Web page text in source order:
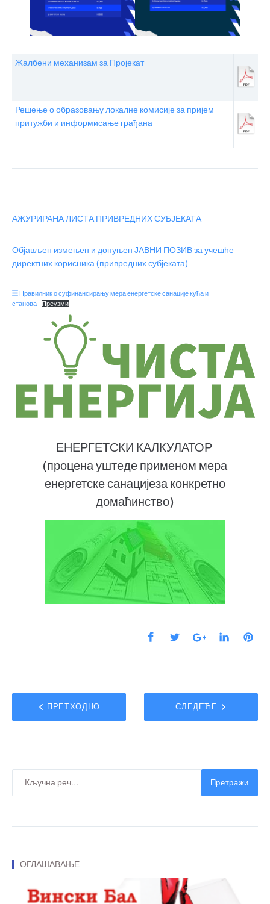
Жалбени механизам за Пројекат
Решење о образовању локалне комисије за пријем
притужби и информисање грађана
АЖУРИРАНА ЛИСТА ПРИВРЕДНИХ СУБЈЕКАТА
Објављен измењен и допуњен ЈАВНИ ПОЗИВ за учешће
директних корисника (привредних субјеката)
Правилник о суфинансирању мера енергетске санације кућа и
станова
Преузми
ЕНЕРГЕТСКИ КАЛКУЛАТОР
(процена уштеде применом мера
енергетске санацијеза конкретно
домаћинство)
ПРЕТХОДНО СЛЕДЕЋЕ
Претражи
ОГЛАШАВАЊЕ